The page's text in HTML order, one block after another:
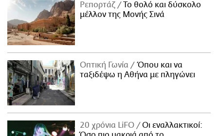
Ρεπορτάζ
Το θολό και δύσκολο
μέλλον της Μονής Σινά
Οπτική Γωνία
Όπου και να
ταξιδέψω η Αθήνα με πληγώνει
20 χρόνια LiFO
Οι εναλλακτικοί: